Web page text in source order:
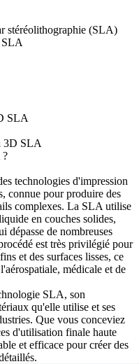
stéréolithographie (SLA)
SLA
SLA
3D SLA
?
technologies d'impression
connue pour produire des
complexes. La SLA utilise
en couches solides,
dépasse de nombreuses
est très privilégié pour
et des surfaces lisses, ce
aérospatiale, médicale et de
SLA, son
qu'elle utilise et ses
Que vous conceviez
d'utilisation finale haute
et efficace pour créer des